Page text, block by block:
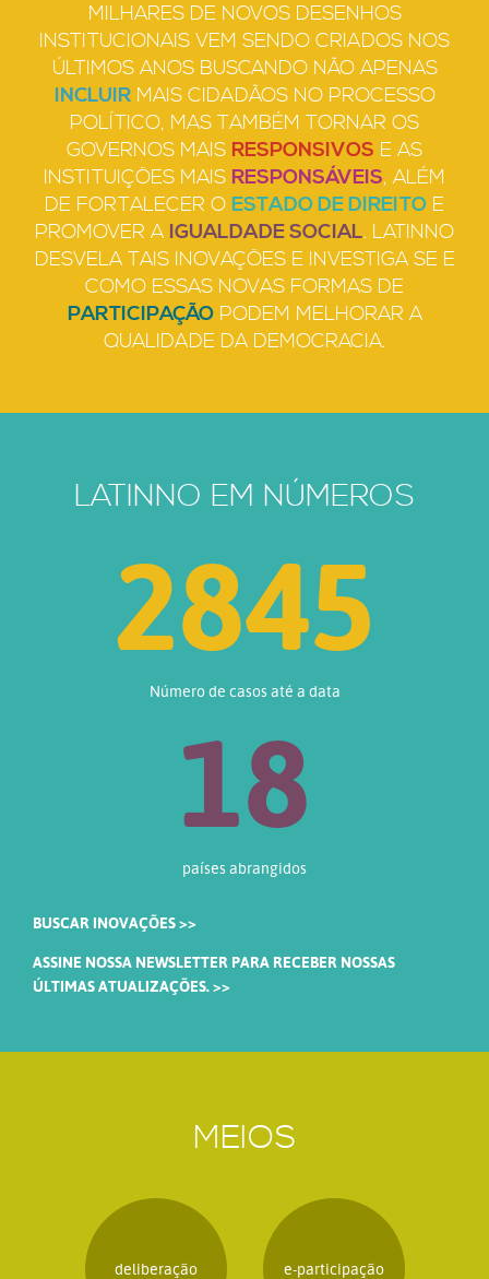
MILHARES DE NOVOS DESENHOS
INSTITUCIONAIS VEM SENDO CRIADOS NOS
ÚLTIMOS ANOS BUSCANDO NÃO APENAS
INCLUIRMAIS CIDADÃOS NO PROCESSO
POLÍTICO, MAS TAMBÉM TORNAR OS
GOVERNOS MAIS RESPONSIVOS E AS
INSTITUIÇÕES MAIS RESPONSÁVEIS, ALÉM
DE FORTALECER O ESTADO DE DIREITO E
PROMOVER A IGUALDADE SOCIAL. LATINNO
DESVELA TAIS INOVAÇÕES E INVESTIGA SE E
COMO ESSAS NOVAS FORMAS DE
PARTICIPAÇÃOPODEM MELHORAR A
QUALIDADE DA DEMOCRACIA.
LATINNO EM NÚMEROS
3444
Número de casos até a data
18
países abrangidos
BUSCAR INOVAÇÕES >>
ASSINE NOSSA NEWSLETTER PARA RECEBER NOSSAS
ÚLTIMAS ATUALIZAÇÕES. >>
MEIOS
deliberação e-participação